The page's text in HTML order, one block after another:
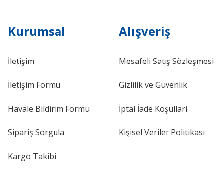
Kurumsal
İletişim
İletişim Formu
Havale Bildirim Formu
Sipariş Sorgula
Kargo Takibi
Alışveriş
Mesafeli Satış Sözleşmesi
Gizlilik ve Güvenlik
İptal İade Koşullari
Kişisel Veriler Politikası